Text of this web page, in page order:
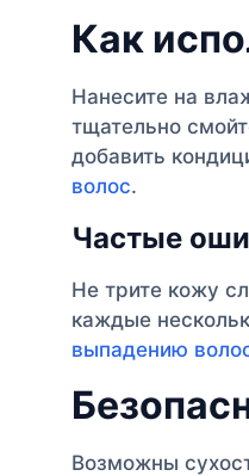
Как
Нанесите на
тщательно
добавить
волос.
Частые
Не трите кожу
каждые
выпадению
Возможны